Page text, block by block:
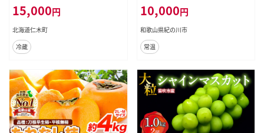
物類 仁木町 仁木 [松山商店]
15,000円
北海道仁木町
冷蔵
蜜柑 ミカン 柑橘 果物 フルーツ 和
歌山県 紀の川市---wfn_wlocal175
_11c1c_26_10000_10---
10,000円
和歌山県紀の川市
常温